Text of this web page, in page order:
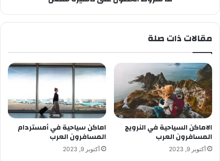
مقالات ذات صلة
الاماكن السياحية في النرويج
المسافرون العرب
أكتوبر 9, 2023
اماكن سياحية في أمستردام
المسافرون العرب
أكتوبر 9, 2023